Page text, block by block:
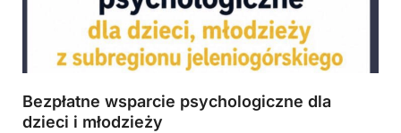
Bezpłatne wsparcie psychologiczne dla
dzieci i młodzieży